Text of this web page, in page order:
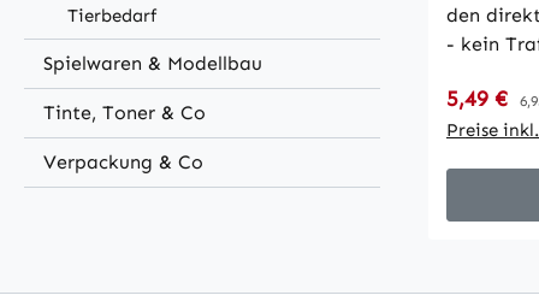
Tierbedarf
Spielwaren & Modellbau
Tinte, Toner & Co
Verpackung & Co
den
- kein
der
in
5,49 €
Preise